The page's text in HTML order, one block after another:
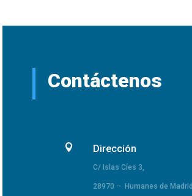
Contáctenos
 Dirección
C/ Islas Cíes 3,
28970 – Humanes de Madrid